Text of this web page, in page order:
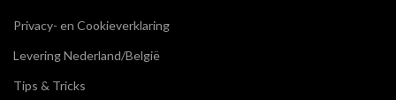
Privacy- en Cookieverklaring
Levering Nederland/België
Tips & Tricks